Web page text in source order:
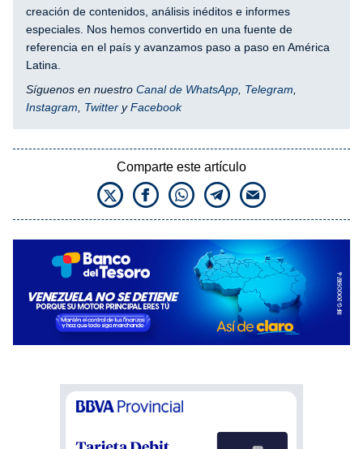
creación de contenidos, análisis inéditos e informes
especiales. Nos hemos convertido en una fuente de
referencia en el país y avanzamos paso a paso en América
Latina.
Síguenos en nuestro Canal de WhatsApp Telegram
Instagram
Twitter yFacebook
Comparte este artículo